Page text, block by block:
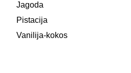
Jagoda
Pistacija
Vanilija-kokos